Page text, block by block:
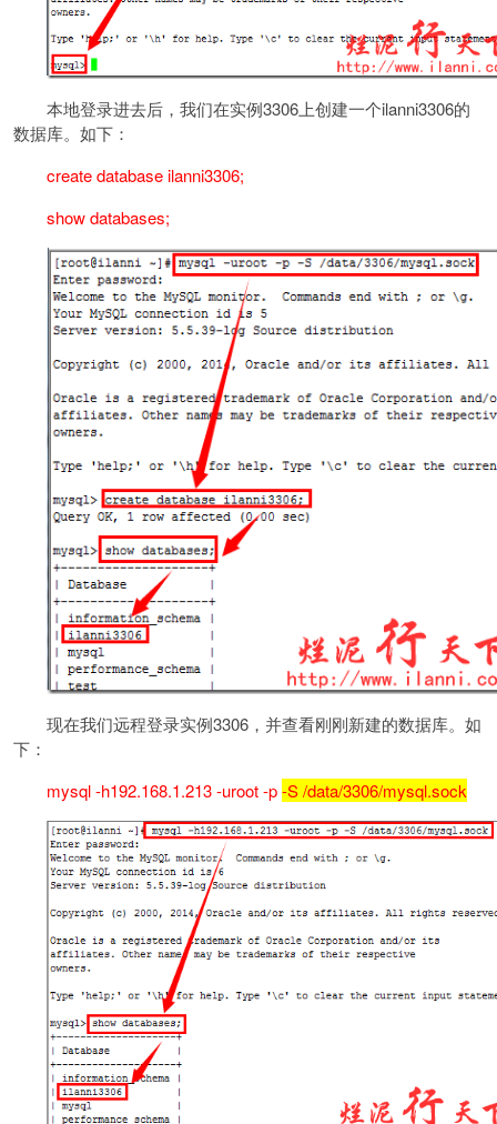
本地登录进去后，我们在实例3306上创建一个ilanni3306的
数据库。如下：
create database ilanni3306;
show databases;
现在我们远程登录实例3306，并查看刚刚新建的数据库。如
下：
mysql -h192.168.1.213 -uroot -p-S /data/3306/mysql.sock